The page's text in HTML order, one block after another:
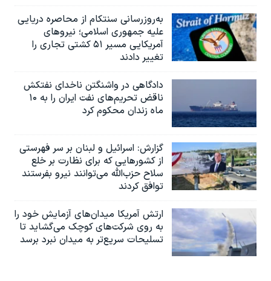
به‌روزرسانی سنتکام از محاصره دریایی
علیه جمهوری اسلامی؛ نیروهای
آمریکایی مسیر ۵۱ کشتی تجاری را
تغییر دادند
دادگاهی در واشنگتن ناخدای نفتکش
ناقض تحریم‌های نفت ایران را به ۱۰
ماه زندان محکوم کرد
گزارش‌: اسرائيل و لبنان بر سر فهرستی
از کشورهایی که برای نظارت بر خلع
سلاح حزب‌الله می‌توانند نیرو بفرستند
توافق کردند
ارتش آمریکا میدان‌های آزمایش خود را
به روی شرکت‌های کوچک می‌گشاید تا
تسلیحات سریع‌تر به میدان نبرد برسد